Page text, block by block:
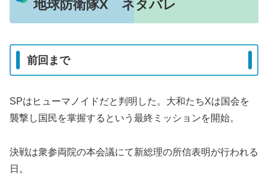
地球防衛隊X ネタバレ
前回まで
SPはヒューマノイドだと判明した。大和たちXは国会を
襲撃し国民を掌握するという最終ミッションを開始。
決戦は衆参両院の本会議にて新総理の所信表明が行われる
日。